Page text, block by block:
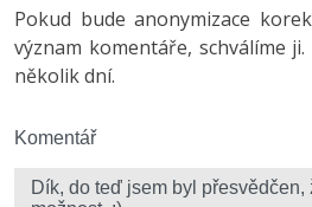
WordPress specialista
Umělá inteligence (AI) -
Fórum
Windows
Kybernetická bezpečnost
Fórum
Pokud bude anonymizace
význam komentáře, schválíme
několik dní.
Komentář